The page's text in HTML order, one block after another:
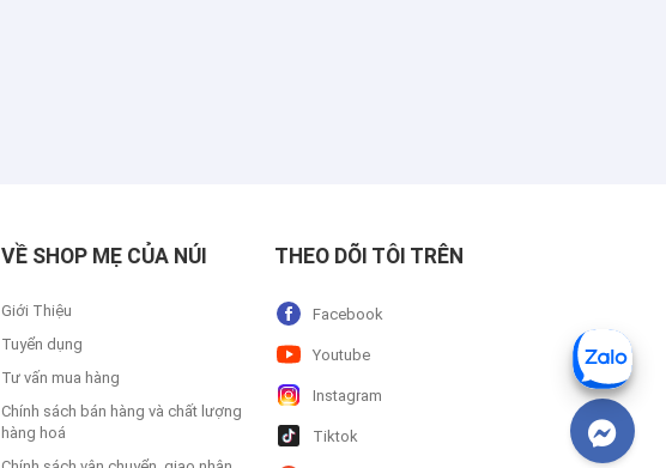
VỀ SHOP MẸ CỦA NÚI
Giới Thiệu
Tuyển dụng
Tư vấn mua hàng
Chính sách bán hàng và chất lượng
hàng hoá
THEO DÕI TÔI TRÊN
Facebook
Youtube
Instagram
Tiktok